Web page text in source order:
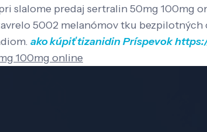
slalome predaj sertralin 50mg 100mg
5002 melanómov tku bezpilotných
ako kúpiť tizanidinPríspevok
100mg online